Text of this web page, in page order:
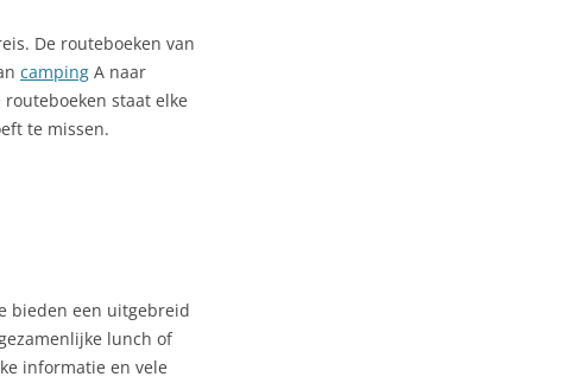
De routeboeken van
camping A naar
staat elke
te missen.
bieden een uitgebreid
lunch of
informatie en vele